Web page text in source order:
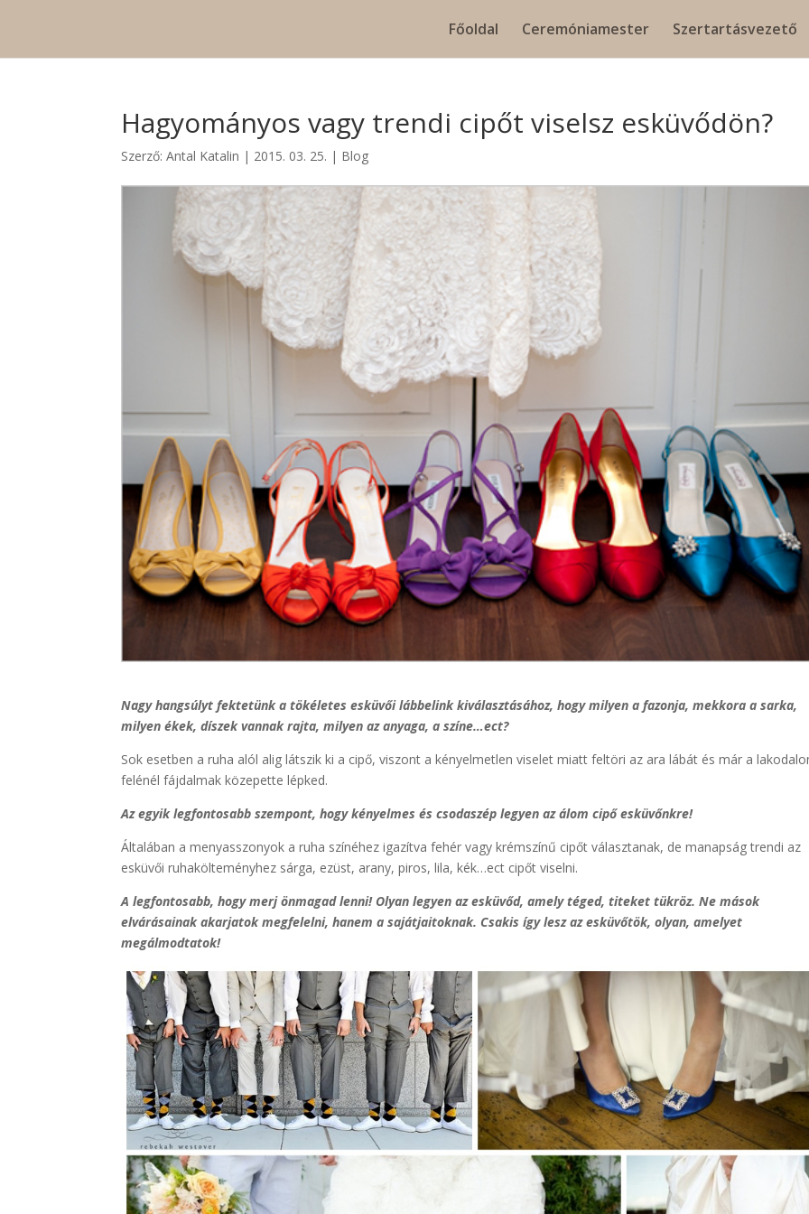
Főoldal Ceremóniamester Szertartásvezető
Hagyományos vagy trendi cipőt viselsz esküvődön?
Szerző:Antal Katalin | 2015. 03. 25. | Blog
Nagy hangsúlyt fektetünk a tökéletes esküvői lábbelink kiválasztásához, hogy milyen a fazonja, mekkora a sarka,
milyen ékek, díszek vannak rajta, milyen az anyaga, a színe…ect?
Sok esetben a ruha alól alig látszik ki a cipő, viszont a kényelmetlen viselet miatt feltöri az ara lábát és már a
felénél fájdalmak közepette lépked.
Az egyik legfontosabb szempont, hogy kényelmes és csodaszép legyen az álom cipő esküvőnkre!
Általában a menyasszonyok a ruha színéhez igazítva fehér vagy krémszínű cipőt választanak, de manapság trendi az
esküvői ruhakölteményhez sárga, ezüst, arany, piros, lila, kék…ect cipőt viselni.
A legfontosabb, hogy merj önmagad lenni! Olyan legyen az esküvőd, amely téged, titeket tükröz. Ne mások
elvárásainak akarjatok megfelelni, hanem a sajátjaitoknak. Csakis így lesz az esküvőtök, olyan, amelyet
megálmodtatok!